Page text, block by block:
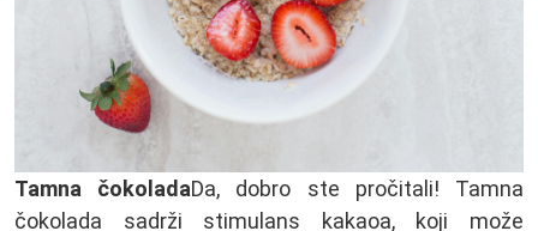
Tamna čokoladaDa, dobro ste pročitali! Tamna
čokolada sadrži stimulans kakaoa, koji može